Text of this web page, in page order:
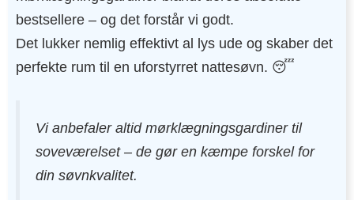
bestsellere – og det forstår vi godt.
Det lukker nemlig effektivt al lys ude og skaber det
perfekte rum til en uforstyrret nattesøvn. 😴
Vi anbefaler altid mørklægningsgardiner til
soveværelset – de gør en kæmpe forskel for
din søvnkvalitet.